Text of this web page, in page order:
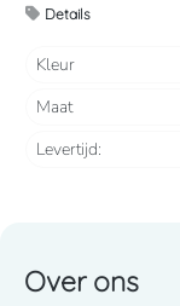
met ribboord.
Details
Kleur
Maat
Levertijd:
Over ons